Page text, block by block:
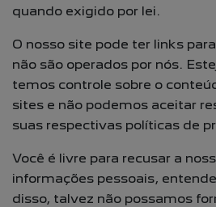
quando exigido por lei.
O nosso site pode ter links
não são operados por nós.
temos controle sobre o
sites e não podemos aceitar
suas respectivas políticas de
Você é livre para recusar a
informações pessoais,
disso, talvez não possamos